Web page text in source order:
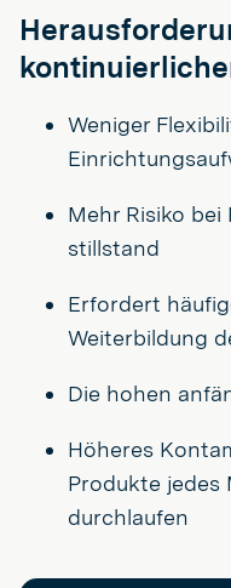
Weniger
Mehr Risiko
stillstand
Erfordert
Weiterbildung
Die hohen
Höheres
Produkte jedes
durchlaufen